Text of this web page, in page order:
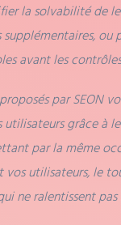
la solvabilité de
supplémentaires, ou
avant les
par SEON
utilisateurs grâce à
par la même
vos utilisateurs, le
ne ralentissent pas